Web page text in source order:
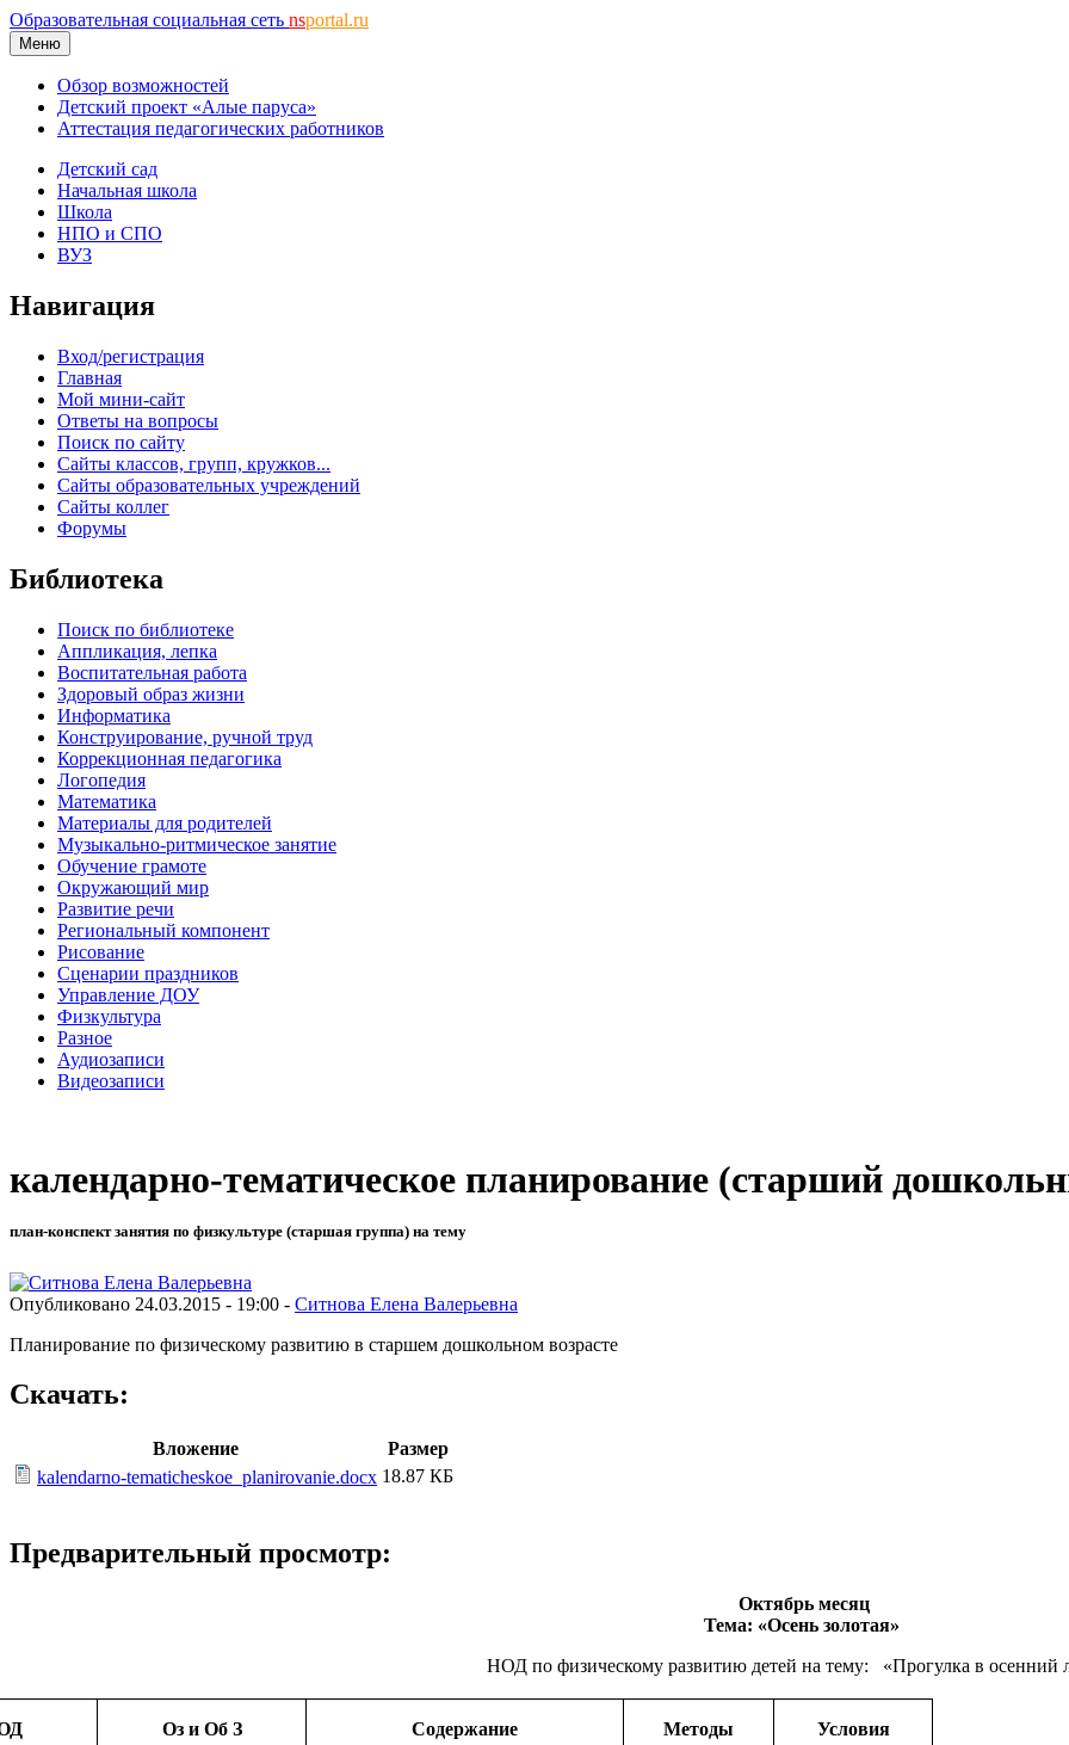
Образовательная социальная сеть nsportal.ru
Меню
Обзор возможностей
Детский проект «Алые паруса»
Аттестация педагогических работников
Детский сад
Начальная школа
Школа
НПО и СПО
ВУЗ
Навигация
Вход/регистрация
Главная
Мой мини-сайт
Ответы на вопросы
Поиск по сайту
Сайты классов, групп, кружков...
Сайты образовательных учреждений
Сайты коллег
Форумы
Библиотека
Поиск по библиотеке
Аппликация, лепка
Воспитательная работа
Здоровый образ жизни
Информатика
Конструирование, ручной труд
Коррекционная педагогика
Логопедия
Математика
Материалы для родителей
Музыкально-ритмическое занятие
Обучение грамоте
Окружающий мир
Развитие речи
Региональный компонент
Рисование
Сценарии праздников
Управление ДОУ
Физкультура
Разное
Аудиозаписи
Видеозаписи
календарно-тематическое планирование (старший
план-конспект занятия по физкультуре (старшая группа) на тему
Опубликовано 24.03.2015 - 19:00 - Ситнова Елена Валерьевна
Планирование по физическому развитию в старшем дошкольном возрасте
Скачать:
Вложение
Размер
kalendarno-tematicheskoe_planirovanie.docx 18.87 КБ
Предварительный просмотр:
Октябрь месяц
Тема: «Осень золотая»
НОД по физическому развитию детей на тему: «Прогулка в осенний
Оз и Об З Содержание Методы
Условия